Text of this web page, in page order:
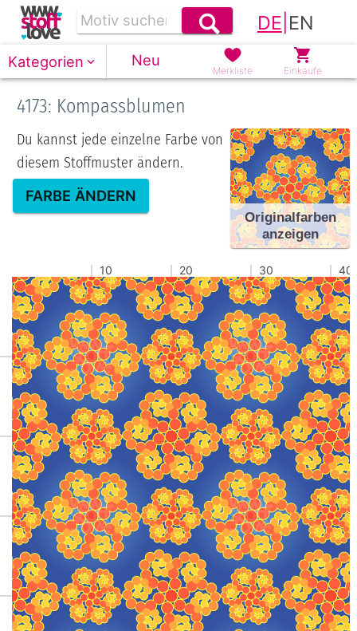
DE EN
Kategorien Neu
Merkliste Einkäufe
4173: Kompassblumen
Du kannst jede einzelne Farbe von
diesem Stoffmuster ändern.
FARBE ÄNDERN
Originalfarben
anzeigen